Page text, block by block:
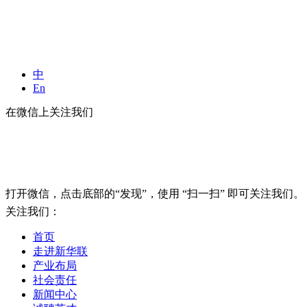
中
En
在微信上关注我们
打开微信，点击底部的“发现”，使用 “扫一扫” 即可关注我们。
关注我们：
首页
走进新华联
产业布局
社会责任
新闻中心